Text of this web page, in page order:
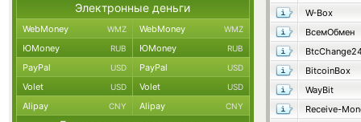
W-Box
ВсемОбмен
BitcoinBox
WayBit
Receive-
Электронные деньги
WebMoney WMZ WebMoney WMZ
ЮMoney RUB ЮMoney RUB
PayPal USD PayPal USD
Volet USD Volet USD
Alipay CNY Alipay CNY